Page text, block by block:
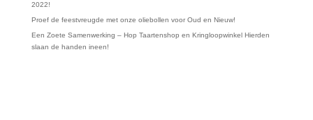
2022!
Proef de feestvreugde met onze oliebollen voor Oud en Nieuw!
Een Zoete Samenwerking – Hop Taartenshop en Kringloopwinkel Hierden
slaan de handen ineen!